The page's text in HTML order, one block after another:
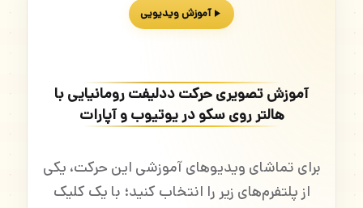
آموزش ویدیویی
آموزش تصویری حرکت ددلیفت رومانیایی با
هالتر روی سکو در یوتیوب و آپارات
برای تماشای ویدیوهای آموزشی این حرکت، یکی
از پلتفرم‌های زیر را انتخاب کنید؛ با یک کلیک